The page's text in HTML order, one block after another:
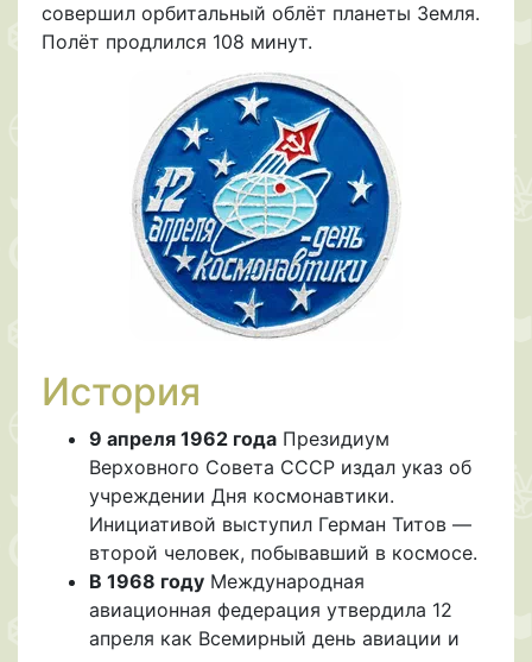
совершил орбитальный облёт планеты Земля.
Полёт продлился 108 минут.
История
9 апреля 1962 года Президиум
Верховного Совета СССР издал указ об
учреждении Дня космонавтики.
Инициативой выступил Герман Титов —
второй человек, побывавший в космосе.
В 1968 году Международная
авиационная федерация утвердила 12
апреля как Всемирный день авиации и